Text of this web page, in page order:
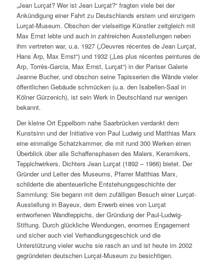
„Jean Lurçat? Wer ist Jean Lurçat?“ fragten viele bei der
Ankündigung einer Fahrt zu Deutschlands erstem und einzigem
Lurçat-Museum. Obschon der vielseitige Künstler zeitgleich mit
Max Ernst lebte und auch in zahlreichen Ausstellungen neben
ihm vertreten war, u.a. 1927 („Oeuvres récentes de Jean Lurçat,
Hans Arp, Max Ernst“) und 1932 („Les plus récentes peintures de
Arp, Torrès-Garcia, Max Ernst, Lurçat“) in der Pariser Galerie
Jeanne Bucher, und obschon seine Tapisserien die Wände vieler
öffentlichen Gebäude schmücken (u.a. den Isabellen-Saal in
Kölner Gürzenich), ist sein Werk in Deutschland nur wenigen
bekannt.
Der kleine Ort Eppelborn nahe Saarbrücken verdankt dem
Kunstsinn und der Initiative von Paul Ludwig und Matthias Marx
eine einmalige Schatzkammer, die mit rund 300 Werken einen
Überblick über alle Schaffensphasen des Malers, Keramikers,
Teppichwirkers, Dichters Jean Lurçat (1892 – 1966) bietet. Der
Gründer und Leiter des Museums, Pfarrer Matthias Marx,
schilderte die abenteuerliche Entstehungsgeschichte der
Sammlung: Sie begann mit dem zufälligen Besuch einer Lurçat-
Ausstellung in Bayeux, dem Erwerb eines von Lurçat
entworfenen Wandteppichs, der Gründung der Paul-Ludwig-
Stiftung. Durch glückliche Wendungen, enormes Engagement
und sicher auch viel Verhandlungsgeschick und die
Unterstützung vieler wuchs sie rasch an und ist heute im 2002
gegründeten deutschen Lurçat-Museum zu besichtigen.